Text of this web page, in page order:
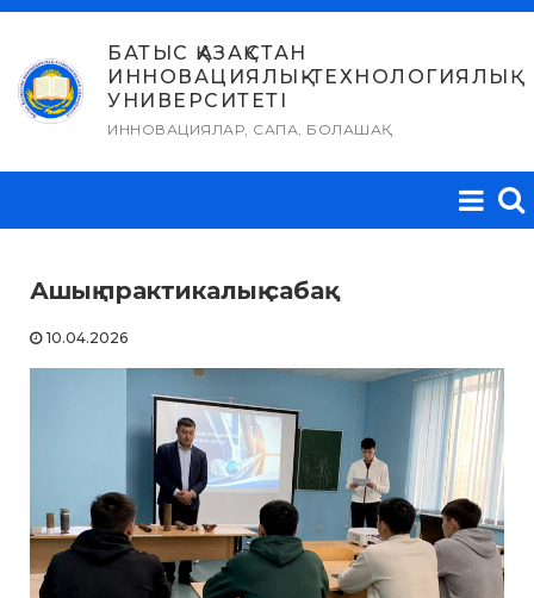
Skip
content
БАТЫС ҚАЗАҚСТАН
ИННОВАЦИЯЛЫҚ-ТЕХНОЛОГИЯЛЫҚ
УНИВЕРСИТЕТІ
ИННОВАЦИЯЛАР, САПА, БОЛАШАҚ
Ашық практикалық сабақ
10.04.2026